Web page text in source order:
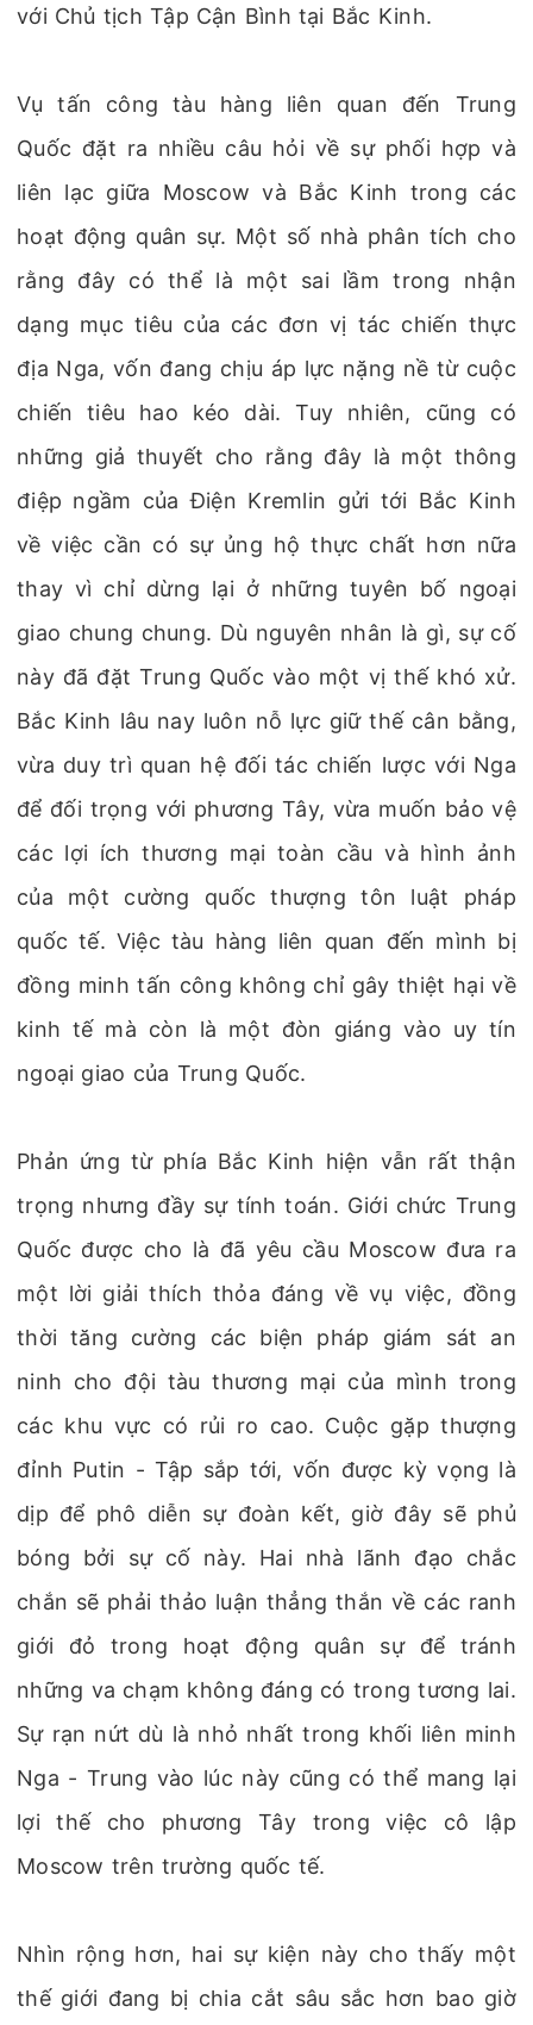
với Chủ tịch Tập Cận Bình tại Bắc Kinh.
Vụ tấn công tàu hàng liên quan đến Trung
Quốc đặt ra nhiều câu hỏi về sự phối hợp và
liên lạc giữa Moscow và Bắc Kinh trong các
hoạt động quân sự. Một số nhà phân tích cho
rằng đây có thể là một sai lầm trong nhận
dạng mục tiêu của các đơn vị tác chiến thực
địa Nga, vốn đang chịu áp lực nặng nề từ cuộc
chiến tiêu hao kéo dài. Tuy nhiên, cũng có
những giả thuyết cho rằng đây là một thông
điệp ngầm của Điện Kremlin gửi tới Bắc Kinh
về việc cần có sự ủng hộ thực chất hơn nữa
thay vì chỉ dừng lại ở những tuyên bố ngoại
giao chung chung. Dù nguyên nhân là gì, sự cố
này đã đặt Trung Quốc vào một vị thế khó xử.
Bắc Kinh lâu nay luôn nỗ lực giữ thế cân bằng,
vừa duy trì quan hệ đối tác chiến lược với Nga
để đối trọng với phương Tây, vừa muốn bảo vệ
các lợi ích thương mại toàn cầu và hình ảnh
của một cường quốc thượng tôn luật pháp
quốc tế. Việc tàu hàng liên quan đến mình bị
đồng minh tấn công không chỉ gây thiệt hại về
kinh tế mà còn là một đòn giáng vào uy tín
ngoại giao của Trung Quốc.
Phản ứng từ phía Bắc Kinh hiện vẫn rất thận
trọng nhưng đầy sự tính toán. Giới chức Trung
Quốc được cho là đã yêu cầu Moscow đưa ra
một lời giải thích thỏa đáng về vụ việc, đồng
thời tăng cường các biện pháp giám sát an
ninh cho đội tàu thương mại của mình trong
các khu vực có rủi ro cao. Cuộc gặp thượng
đỉnh Putin - Tập sắp tới, vốn được kỳ vọng là
dịp để phô diễn sự đoàn kết, giờ đây sẽ phủ
bóng bởi sự cố này. Hai nhà lãnh đạo chắc
chắn sẽ phải thảo luận thẳng thắn về các ranh
giới đỏ trong hoạt động quân sự để tránh
những va chạm không đáng có trong tương lai.
Sự rạn nứt dù là nhỏ nhất trong khối liên minh
Nga - Trung vào lúc này cũng có thể mang lại
lợi thế cho phương Tây trong việc cô lập
Moscow trên trường quốc tế.
Nhìn rộng hơn, hai sự kiện này cho thấy một
thế giới đang bị chia cắt sâu sắc hơn bao giờ